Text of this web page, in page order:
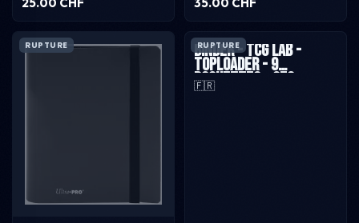
RUPTURE RUPTURE
Binder - TCG Lab -
Toploader - 9
pochettes - 252
places - Noir
🇫🇷